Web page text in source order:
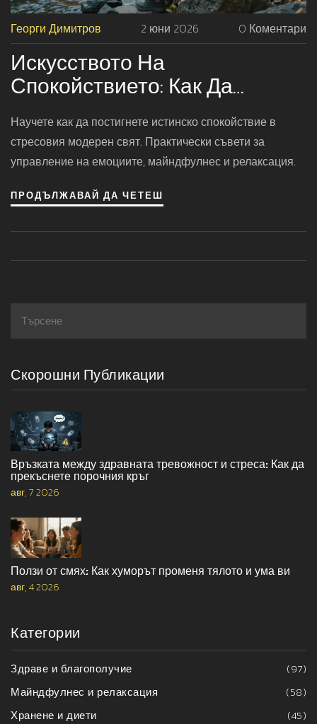
Георги Димитров 2 юни 2026 0 Коментари
Искусството На
Спокойствието: Как Да
Овладеете Мира В Свят На
Стрес
Научете как да постигнете истинско спокойствие в
стресовия модерен свят. Практически съвети за
управление на емоциите, майндфулнес и релаксация.
ПРОДЪЛЖАВАЙ ДА ЧЕТЕШ
Скорошни Публикации
Връзката между здравната тревожност и стреса: Как да
прекъснете порочния кръг
авг, 7 2026
Ползи от смях: Как хуморът променя тялото и ума ви
авг, 4 2026
Категории
Здраве и благополучие
(97)
Майндфулнес и релаксация
(58)
Хранене и диети
(45)